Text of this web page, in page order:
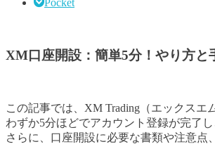
XM口座開設：簡単5分！やり方と
この記事では、XM Trading（エックスエ
わずか5分ほどでアカウント登録が完了し
さらに、口座開設に必要な書類や注意点